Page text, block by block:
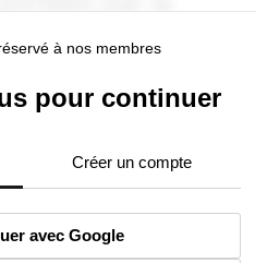
à nos membres
pour continuer
Créer un compte
avec Google